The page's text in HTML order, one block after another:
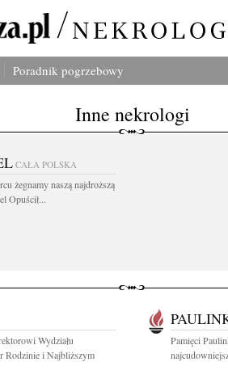
Poradnik pogrzebowy
Inne nekrologi
CAŁA POLSKA
żegnamy naszą najdroższą
Opuścił...
Wydziału
Rodzinie i Najbliższym
Pamięci